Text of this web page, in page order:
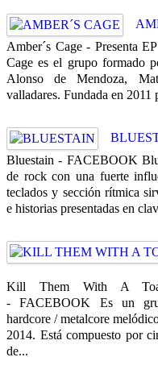
Amber´s Cage - Presenta
Cage es el grupo formado
Alonso de Mendoza,
valladares. Fundada en
Bluestain - FACEBOOK
de rock con una fuerte
teclados y sección rítmica
e historias presentadas en
Kill Them With A
- FACEBOOK Es un
hardcore / metalcore
2014. Está compuesto por
de...